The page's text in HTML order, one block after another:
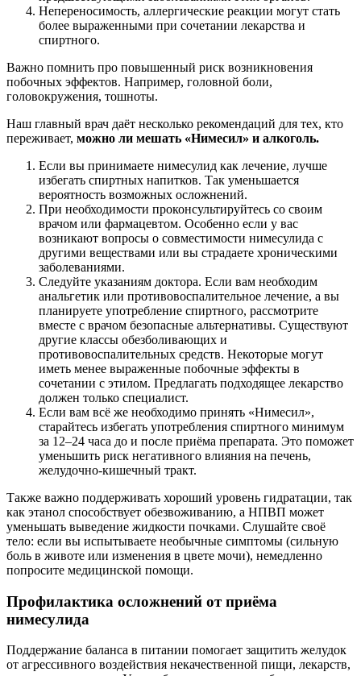
Непереносимость, аллергические реакции могут стать
более выраженными при сочетании лекарства и
спиртного.
Важно помнить про повышенный риск возникновения
побочных эффектов. Например, головной боли,
головокружения, тошноты.
Наш главный врач даёт несколько рекомендаций для тех, кто
переживает, можно ли мешать «Нимесил» и алкоголь.
Если вы принимаете нимесулид как лечение, лучше
избегать спиртных напитков. Так уменьшается
вероятность возможных осложнений.
При необходимости проконсультируйтесь со своим
врачом или фармацевтом. Особенно если у вас
возникают вопросы о совместимости нимесулида с
другими веществами или вы страдаете хроническими
заболеваниями.
Следуйте указаниям доктора. Если вам необходим
анальгетик или противовоспалительное лечение, а вы
планируете употребление спиртного, рассмотрите
вместе с врачом безопасные альтернативы. Существуют
другие классы обезболивающих и
противовоспалительных средств. Некоторые могут
иметь менее выраженные побочные эффекты в
сочетании с этилом. Предлагать подходящее лекарство
должен только специалист.
Если вам всё же необходимо принять «Нимесил»,
старайтесь избегать употребления спиртного минимум
за 12–24 часа до и после приёма препарата. Это поможет
уменьшить риск негативного влияния на печень,
желудочно-кишечный тракт.
Также важно поддерживать хороший уровень гидратации, так
как этанол способствует обезвоживанию, а НПВП может
уменьшать выведение жидкости почками. Слушайте своё
тело: если вы испытываете необычные симптомы (сильную
боль в животе или изменения в цвете мочи), немедленно
попросите медицинской помощи.
Профилактика осложнений от приёма
нимесулида
Поддержание баланса в питании помогает защитить желудок
от агрессивного воздействия некачественной пищи, лекарств,